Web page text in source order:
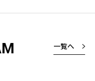
一覧へ